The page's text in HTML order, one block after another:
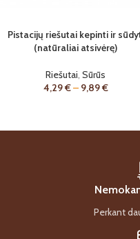
Pistacijų riešutai kepinti ir
(natūraliai atsivėrę)
Riešutai, Sūrūs
4,29€– 9,89€
Perkant